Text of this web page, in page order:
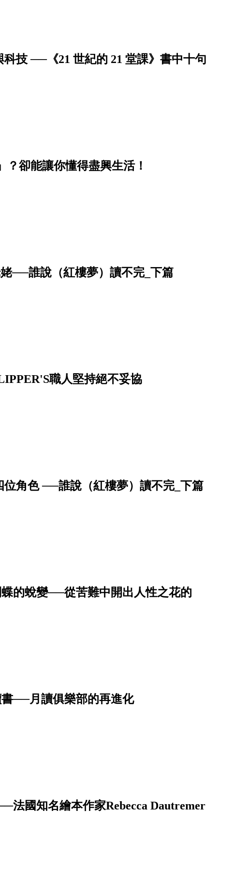
技 ──《21 世紀的 21 堂課》書中十句
？卻能讓你懂得盡興生活！
──誰說（紅樓夢）讀不完_下篇
職人堅持絕不妥協
角色 ──誰說（紅樓夢）讀不完_下篇
的蛻變──從苦難中開出人性之花的
──月讀俱樂部的再進化
法國知名繪本作家Rebecca Dautremer